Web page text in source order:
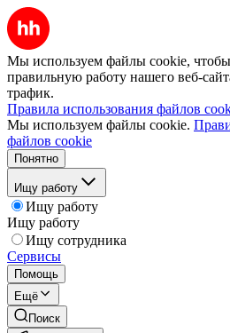
Мы используем файлы cookie, чтобы
правильную работу нашего веб-
трафик.
Правила использования файлов
Мы используем файлы cookie.
файлов cookie
Понятно
Ищу работу
Ищу работу
Ищу работу
Ищу сотрудника
Сервисы
Помощь
Ещё
Поиск